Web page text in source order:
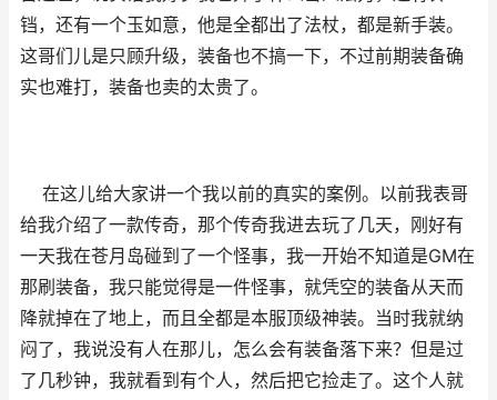
铛，还有一个玉如意，他是全都出了法杖，都是新手装。
这哥们儿是只顾升级，装备也不搞一下，不过前期装备确
实也难打，装备也卖的太贵了。
在这儿给大家讲一个我以前的真实的案例。以前我表哥
给我介绍了一款传奇，那个传奇我进去玩了几天，刚好有
一天我在苍月岛碰到了一个怪事，我一开始不知道是GM在
那刷装备，我只能觉得是一件怪事，就凭空的装备从天而
降就掉在了地上，而且全都是本服顶级神装。当时我就纳
闷了，我说没有人在那儿，怎么会有装备落下来？但是过
了几秒钟，我就看到有个人，然后把它捡走了。这个人就